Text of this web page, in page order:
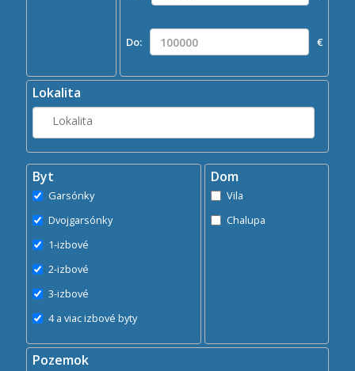
Hľadaj
Do: €
Lokalita
Byt
Garsónky
Dvojgarsónky
1-izbové
2-izbové
3-izbové
4 a viac izbové byty
Dom
Vila
Chalupa
Pozemok